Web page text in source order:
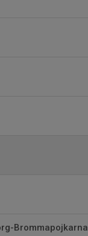
Brommapojkarna